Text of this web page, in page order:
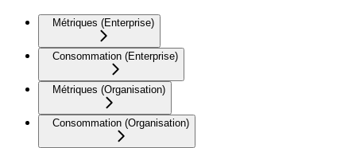
Métriques (Enterprise)
Consommation (Enterprise)
Métriques (Organisation)
Consommation (Organisation)